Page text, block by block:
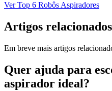
Ver Top 6 Robôs Aspiradores
Artigos relacionados
Em breve mais artigos
Quer ajuda para
aspirador ideal?